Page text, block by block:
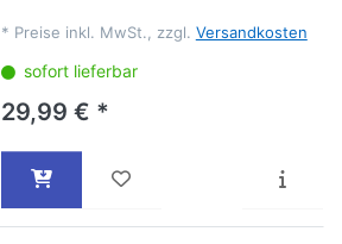
* Preise inkl. MwSt., zzgl. Versandkosten
sofort lieferbar
29,99 € *